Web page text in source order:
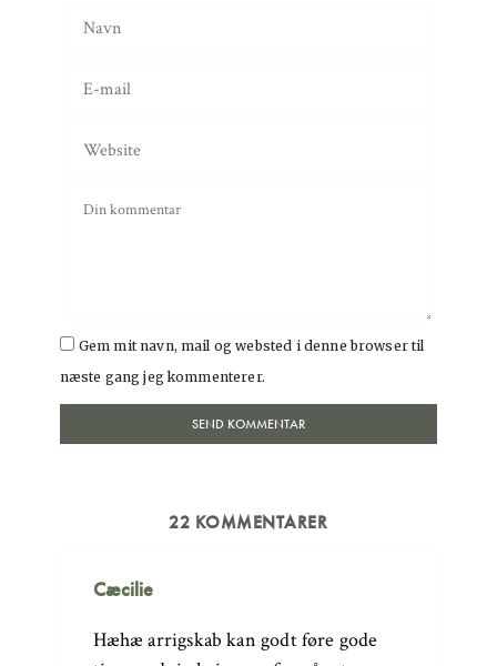
Gem mit navn, mail og websted i denne browser til
næste gang jeg kommenterer.
22 KOMMENTARER
Cæcilie
Hæhæ arrigskab kan godt føre gode